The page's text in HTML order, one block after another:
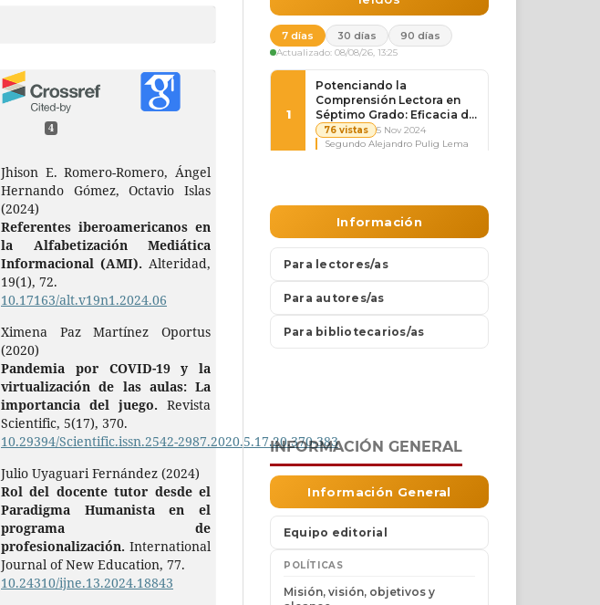
4
Jhison E. Romero-Romero, Ángel
Hernando Gómez, Octavio Islas
(2024)
Referentes iberoamericanos en
la Alfabetización Mediática
Informacional (AMI). Alteridad,
19(1), 72.
10.17163/alt.v19n1.2024.06
Ximena Paz Martínez Oportus
(2020)
Pandemia por COVID-19 y la
virtualización de las aulas: La
importancia del juego. Revista
Scientific, 5(17), 370.
10.29394/Scientific.issn.2542-2987.2020.5.17.20.370-383
Julio Uyaguari Fernández (2024)
Rol del docente tutor desde el
Paradigma Humanista en el
programa de
profesionalización. International
Journal of New Education, 77.
10.24310/ijne.13.2024.18843
INFORMACIÓN GENERAL